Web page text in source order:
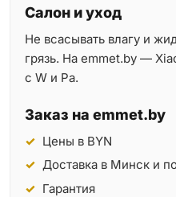
Салон и уход
Не всасывать влагу и
грязь. На emmet.by —
с W и Pa.
Заказ на emmet.by
Цены в BYN
Доставка в Минск и
Гарантия